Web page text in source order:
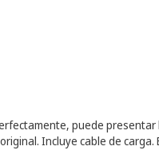
puede
Incluye cable de carga.